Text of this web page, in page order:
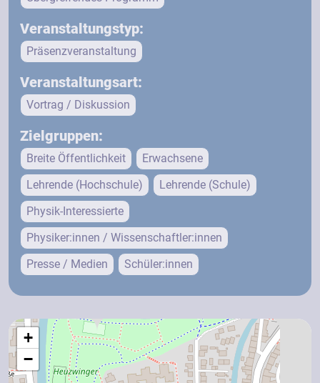
Veranstaltungstyp:
Präsenzveranstaltung
Veranstaltungsart:
Vortrag / Diskussion
Zielgruppen:
Breite Öffentlichkeit
Erwachsene
Lehrende (Hochschule)
Lehrende (Schule)
Physik-Interessierte
Physiker:innen / Wissenschaftler:innen
Presse / Medien
Schüler:innen
+
−